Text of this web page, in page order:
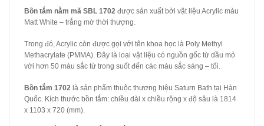
Bồn tắm nằm mã SBL 1702 được sản xuất bởi vật liệu Acrylic màu
Matt White – trắng mờ thời thượng.
Trong đó, Acrylic còn được gọi với tên khoa học là Poly Methyl
Methacrylate (PMMA). Đây là loại vật liệu có nguồn gốc từ dầu mỏ
với hơn 50 màu sắc từ trong suốt đến các màu sắc sáng – tối.
Bồn tắm 1702 là sản phẩm thuộc thương hiệu Saturn Bath tại Hàn
Quốc. Kích thước bồn tắm: chiều dài x chiều rộng x độ sâu là 1814
x 1103 x 720 (mm).